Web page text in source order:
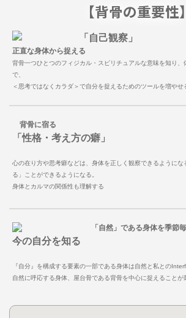
【背骨の重要性】
「自己観察」
正直な身体から捉える
背骨一つひとつのフィジカル・スピリチュアルな意味を知り、
で、
＜思考ではなくカラダ＞で自分を捉えるためのツールを増やせ
背骨に宿る
「性格・考え方の癖」
心の在り方や思考癖などは、身体を正しく観察できるようにな
る」ことができるようになる。
身体とカルマの関係性も理解する
「自然」である身体を季節
今の自分を知る
『自分』を構成する要素の一部である身体は自然と私との
自然に呼応する身体、屋台骨である背骨を中心に捉えることが